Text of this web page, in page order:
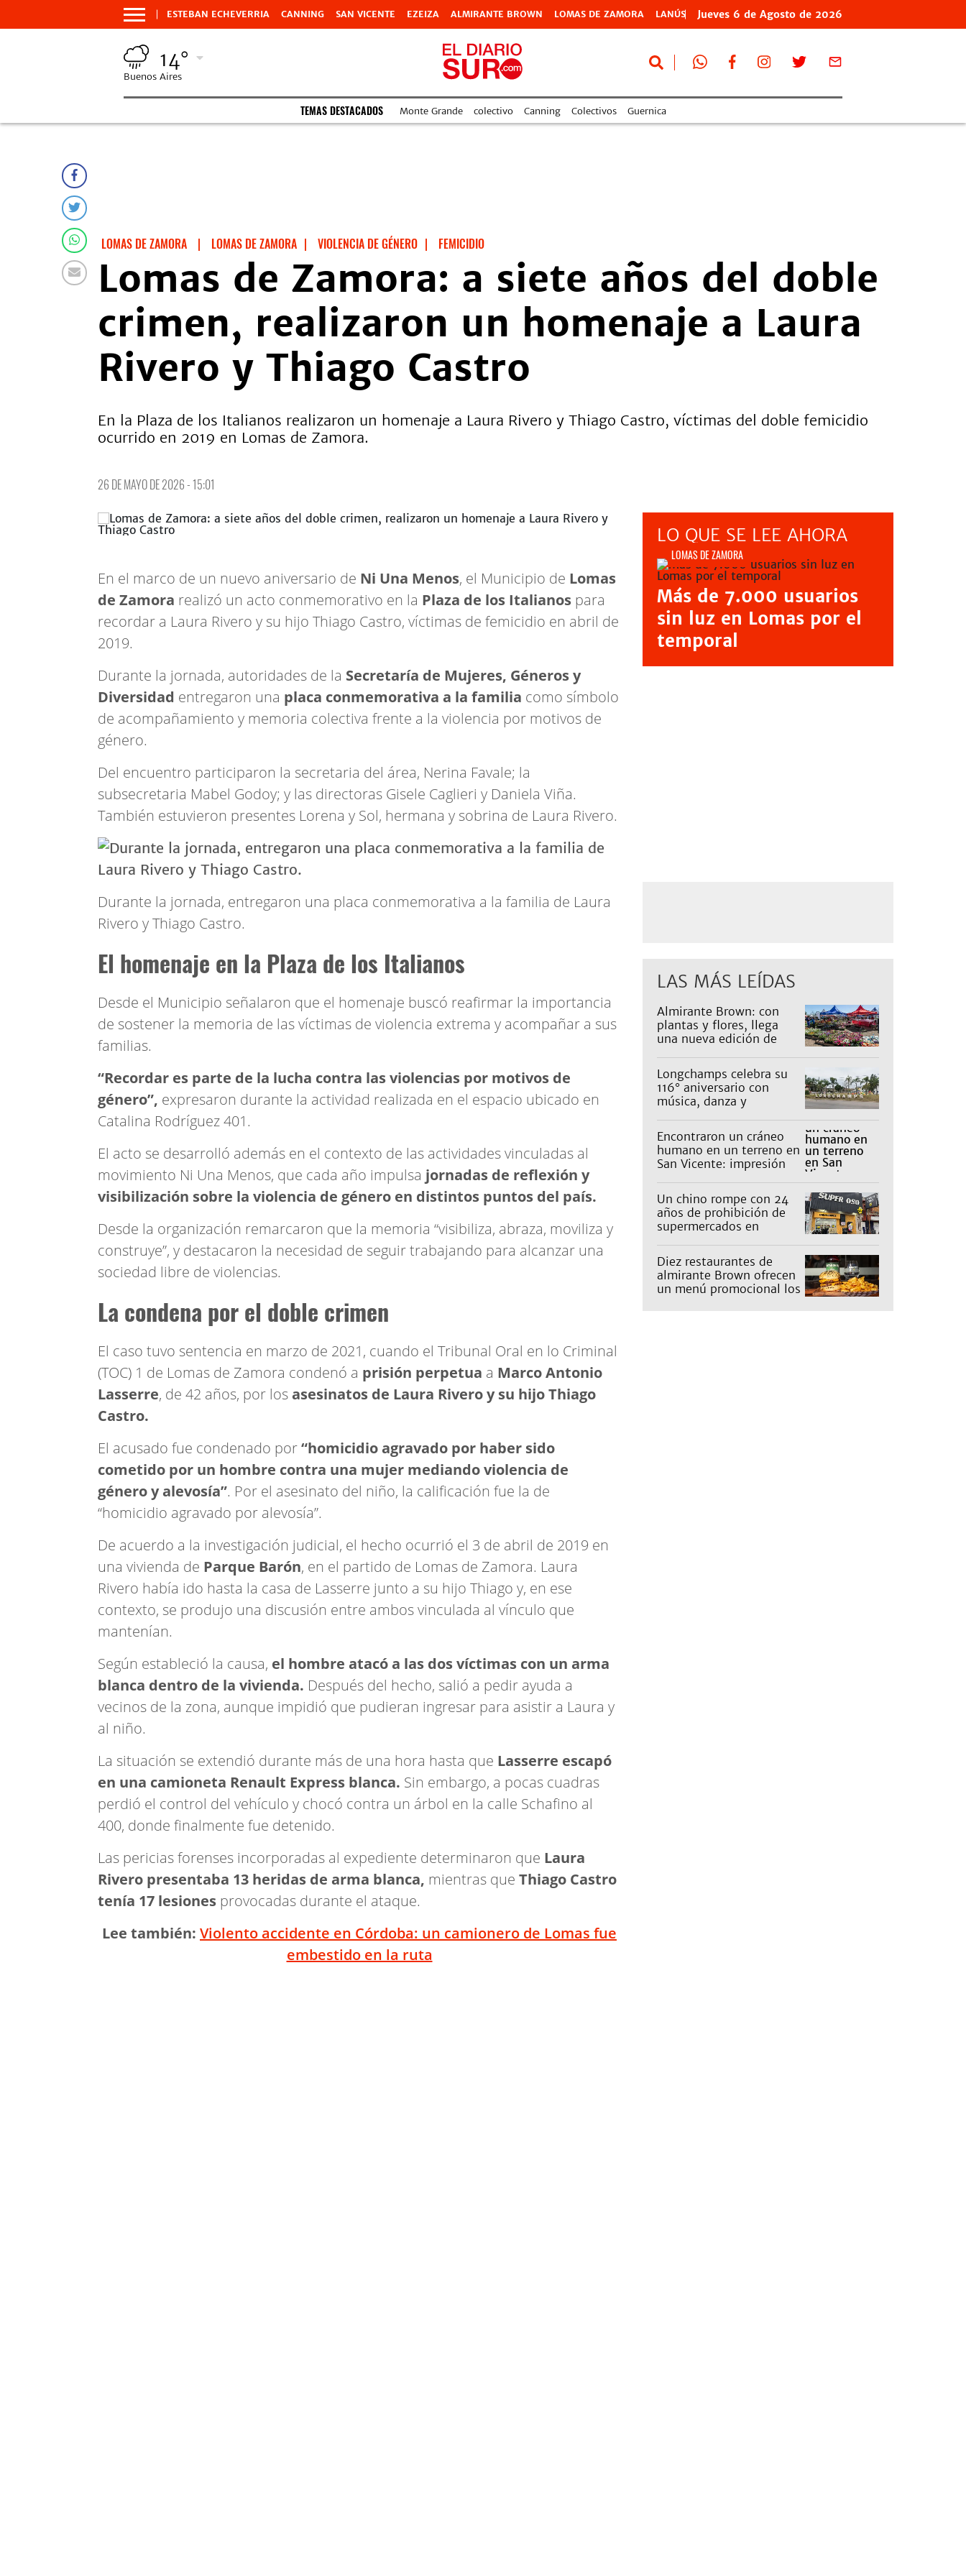
ESTEBAN ECHEVERRIA CANNING SAN VICENTE EZEIZA ALMIRANTE BROWN LOMAS DE ZAMORA LANÚS Jueves 6 de Agosto de 2026
14°
Buenos Aires
TEMAS DESTACADOS Monte Grande colectivo Canning Colectivos Guernica
LOMAS DE ZAMORA | LOMAS DE ZAMORA | VIOLENCIA DE GÉNERO | FEMICIDIO
Lomas de Zamora: a siete años del doble
crimen, realizaron un homenaje a Laura
Rivero y Thiago Castro
En la Plaza de los Italianos realizaron un homenaje a Laura Rivero y Thiago Castro, víctimas del doble femicidio
ocurrido en 2019 en Lomas de Zamora.
26 DE MAYO DE 2026 - 15:01
En el marco de un nuevo aniversario de Ni Una Menos, el Municipio de Lomas
de Zamora realizó un acto conmemorativo en la Plaza de los Italianos para
recordar a Laura Rivero y su hijo Thiago Castro, víctimas de femicidio en abril de
2019.
Durante la jornada, autoridades de la Secretaría de Mujeres, Géneros y
Diversidad entregaron una placa conmemorativa a la familia como símbolo
de acompañamiento y memoria colectiva frente a la violencia por motivos de
género.
Del encuentro participaron la secretaria del área, Nerina Favale; la
subsecretaria Mabel Godoy; y las directoras Gisele Caglieri y Daniela Viña.
También estuvieron presentes Lorena y Sol, hermana y sobrina de Laura Rivero.
Durante la jornada, entregaron una placa conmemorativa a la familia de Laura
Rivero y Thiago Castro.
El homenaje en la Plaza de los Italianos
Desde el Municipio señalaron que el homenaje buscó reafirmar la importancia
de sostener la memoria de las víctimas de violencia extrema y acompañar a sus
familias.
“Recordar es parte de la lucha contra las violencias por motivos de
género”, expresaron durante la actividad realizada en el espacio ubicado en
Catalina Rodríguez 401.
El acto se desarrolló además en el contexto de las actividades vinculadas al
movimiento Ni Una Menos, que cada año impulsa jornadas de reflexión y
visibilización sobre la violencia de género en distintos puntos del país.
Desde la organización remarcaron que la memoria “visibiliza, abraza, moviliza y
construye”, y destacaron la necesidad de seguir trabajando para alcanzar una
sociedad libre de violencias.
La condena por el doble crimen
El caso tuvo sentencia en marzo de 2021, cuando el Tribunal Oral en lo Criminal
(TOC) 1 de Lomas de Zamora condenó a prisión perpetua a Marco Antonio
Lasserre, de 42 años, por los asesinatos de Laura Rivero y su hijo Thiago
Castro.
El acusado fue condenado por“homicidio agravado por haber sido
cometido por un hombre contra una mujer mediando violencia de
género y alevosía”. Por el asesinato del niño, la calificación fue la de
“homicidio agravado por alevosía”.
De acuerdo a la investigación judicial, el hecho ocurrió el 3 de abril de 2019 en
una vivienda de Parque Barón, en el partido de Lomas de Zamora. Laura
Rivero había ido hasta la casa de Lasserre junto a su hijo Thiago y, en ese
contexto, se produjo una discusión entre ambos vinculada al vínculo que
mantenían.
Según estableció la causa, el hombre atacó a las dos víctimas con un arma
blanca dentro de la vivienda. Después del hecho, salió a pedir ayuda a
vecinos de la zona, aunque impidió que pudieran ingresar para asistir a Laura y
al niño.
La situación se extendió durante más de una hora hasta que Lasserre escapó
en una camioneta Renault Express blanca. Sin embargo, a pocas cuadras
perdió el control del vehículo y chocó contra un árbol en la calle Schafino al
400, donde finalmente fue detenido.
Las pericias forenses incorporadas al expediente determinaron que Laura
Rivero presentaba 13 heridas de arma blanca, mientras que Thiago Castro
tenía 17 lesiones provocadas durante el ataque.
Lee también: Violento accidente en Córdoba: un camionero de Lomas fue
embestido en la ruta
LO QUE SE LEE AHORA
LOMAS DE ZAMORA
Más de 7.000 usuarios
sin luz en Lomas por el
temporal
LAS MÁS LEÍDAS
Almirante Brown: con
plantas y flores, llega
una nueva edición de
Longchamps celebra su
116° aniversario con
música, danza y
familia
Encontraron un cráneo
humano en un terreno en
San Vicente: impresión
Un chino rompe con 24
años de prohibición de
supermercados en
Diez restaurantes de
almirante Brown ofrecen
un menú promocional los